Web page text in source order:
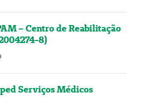
– Centro de Reabilitação
8)
Serviços Médicos